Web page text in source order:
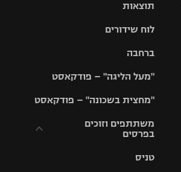
תוצאות
לוח שידורים
ברחבה
"מעל הליגה" – פודקאסט
"מחצית בשכונה" – פודקאסט
משתתפים וזוכים
בפרסים
טניס